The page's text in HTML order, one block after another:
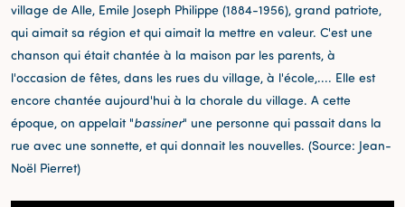
village de Alle, Emile Joseph Philippe (1884-1956), grand patriote,
qui aimait sa région et qui aimait la mettre en valeur. C'est une
chanson qui était chantée à la maison par les parents, à
l'occasion de fêtes, dans les rues du village, à l'école,.... Elle est
encore chantée aujourd'hui à la chorale du village. A cette
époque, on appelait "bassiner" une personne qui passait dans la
rue avec une sonnette, et qui donnait les nouvelles. (Source: Jean-
Noël Pierret)